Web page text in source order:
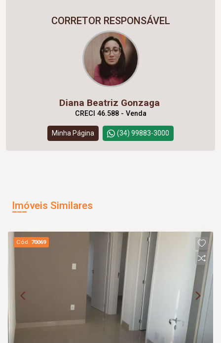
CORRETOR RESPONSÁVEL
Diana Beatriz Gonzaga
CRECI 46.588 - Venda
Minha Página (34) 99883-3000
Imóveis Similares
Cód. 70069